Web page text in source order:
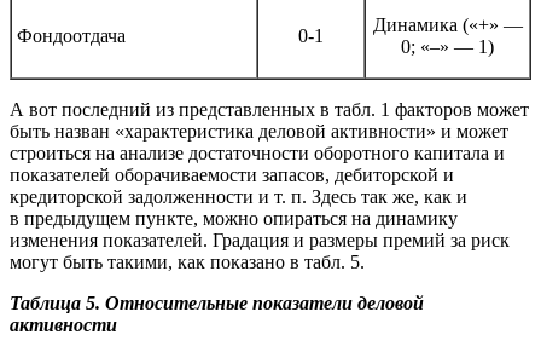
Фондоотдача 0-1
Динамика («+» —
0; «–» — 1)
А вот последний из представленных в табл. 1 факторов может
быть назван «характеристика деловой активности» и может
строиться на анализе достаточности оборотного капитала и
показателей оборачиваемости запасов, дебиторской и
кредиторской задолженности и т. п. Здесь так же, как и
в предыдущем пункте, можно опираться на динамику
изменения показателей. Градация и размеры премий за риск
могут быть такими, как показано в табл. 5.
Таблица 5. Относительные показатели деловой
активности